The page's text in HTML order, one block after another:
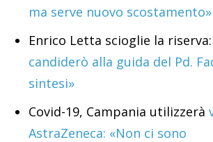
ma serve nuovo scostamento»
Enrico Letta scioglie la riserva:
candiderò alla guida del Pd.
sintesi»
Covid-19, Campania utilizzerà
AstraZeneca: «Non ci sono